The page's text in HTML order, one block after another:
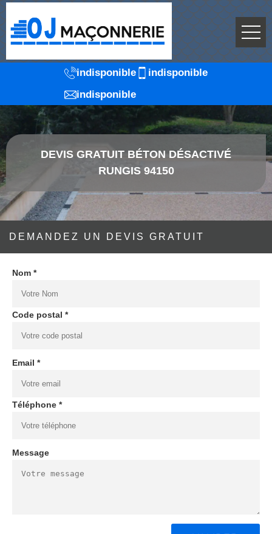
indisponible
indisponible
indisponible
DEVIS GRATUIT BÉTON DÉSACTIVÉ
RUNGIS 94150
DEMANDEZ UN DEVIS GRATUIT
Nom *
Code postal *
Email *
Téléphone *
Message